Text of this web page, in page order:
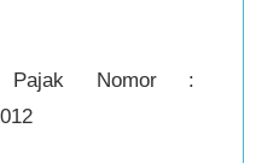
Pajak Nomor :